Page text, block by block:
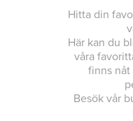
Hitta din
Här kan du
våra
finns nåt
Besök vår